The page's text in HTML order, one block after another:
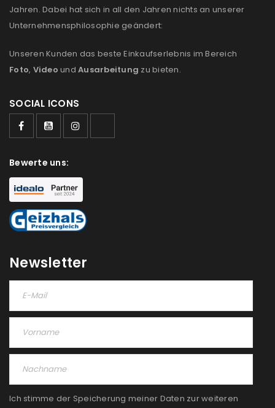
Jahren. Dabei hat sich in all den Jahren nichts an unserer
Unternehmensphilosophie geändert:
Unseren Kunden das beste Einkaufserlebnis im Bereich
Foto, Video und Ausarbeitung zu bieten.
SOCIAL ICONS
Bewerte uns:
Newsletter
Ich stimme der Speicherung meiner Daten zur weiteren